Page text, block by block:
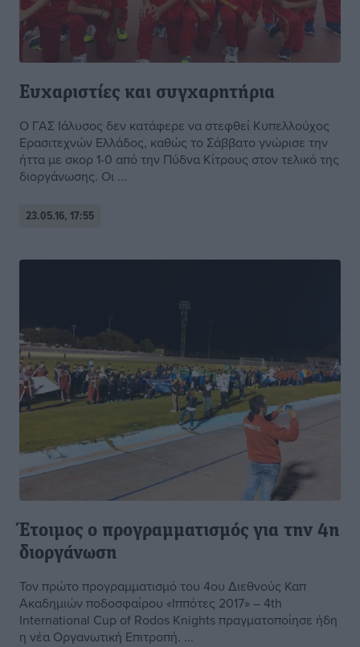
Ευχαριστίες και συγχαρητήρια
Ο ΓΑΣ Ιάλυσος δεν κατάφερε να στεφθεί Κυπελλούχος
Ερασιτεχνών Ελλάδος, καθώς το Σάββατο γνώρισε την
ήττα με σκορ 1-0 από την Πύδνα Κίτρους στον τελικό της
διοργάνωσης. Οι ...
23.05.16, 17:55
Έτοιμος ο προγραμματισμός για την 4η
διοργάνωση
Τον πρώτο προγραμματισμό του 4ου Διεθνούς Καπ
Ακαδημιών ποδοσφαίρου «Ιππότες 2017» – 4th
International Cup of Rodos Knights πραγματοποίησε ήδη
η νέα Οργανωτική Επιτροπή. ...